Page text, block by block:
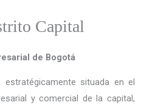
Capital
de Bogotá
situada en el
y comercial de la capital,